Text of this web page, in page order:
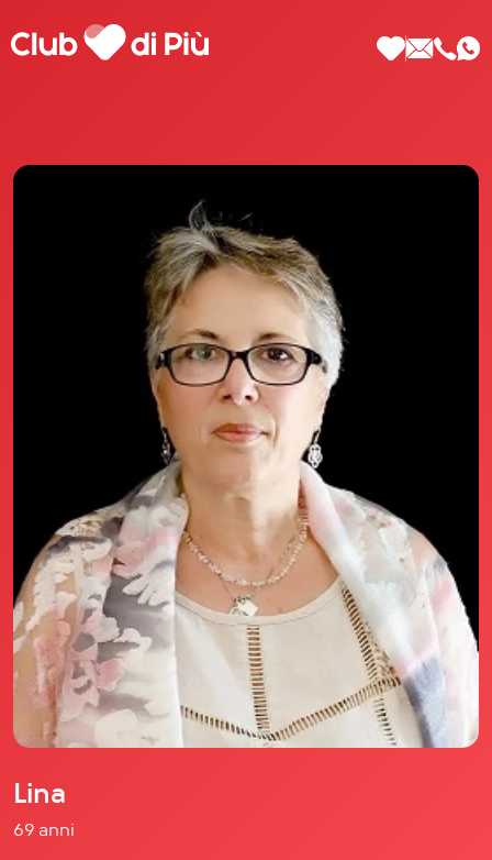
Scopri Club di Più
Le testimonianze Club di Più
La fondatrice Valeria Pilla
Annunci Donne
Agenzia matrimoniale Club di Più
Il libro Donna di Cuori
Quanto costa Club di Più
Love Academy
Domande Frequenti
Impegno Sociale
Le nostre sedi
Facebook
YouTube
Instagram
TikTok
Lina
69 anni